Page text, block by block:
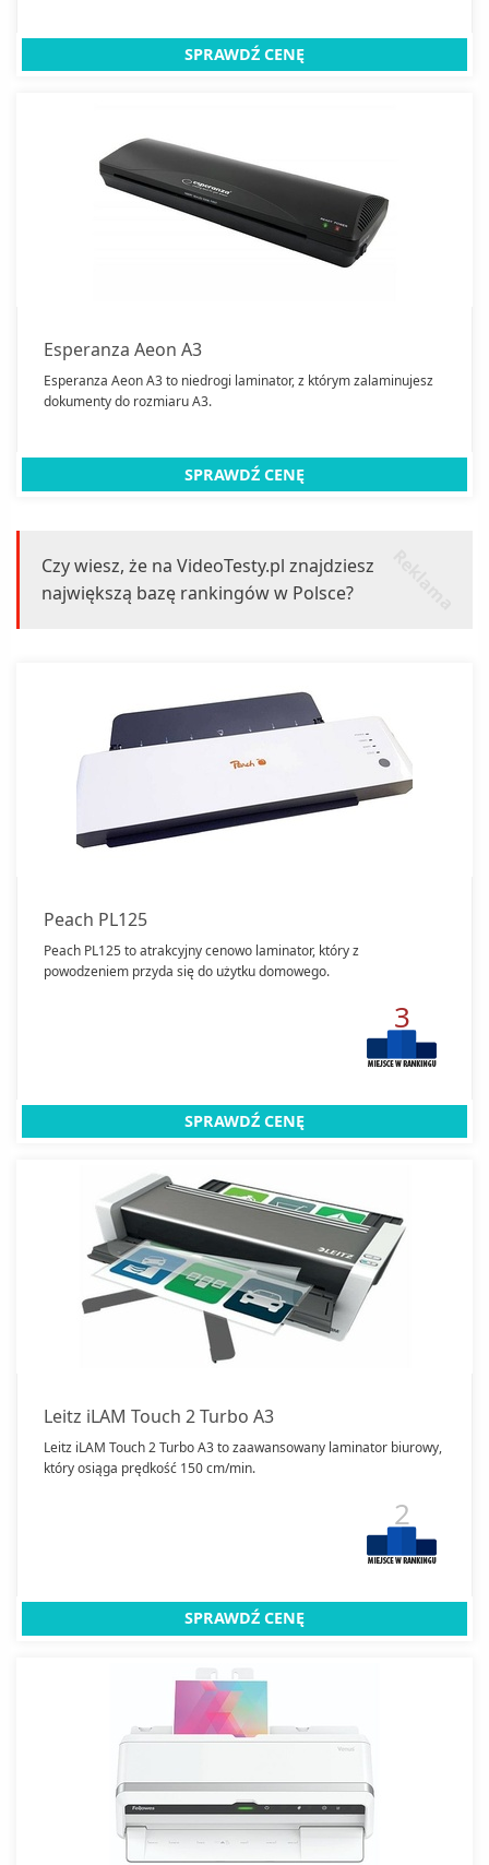
SPRAWDŹ CENĘ
Esperanza Aeon A3
Esperanza Aeon A3 to niedrogi laminator, z którym zalaminujesz
dokumenty do rozmiaru A3.
SPRAWDŹ CENĘ
Czy wiesz, że na VideoTesty.pl znajdziesz
największą bazę rankingów w Polsce?
Peach PL125
Peach PL125 to atrakcyjny cenowo laminator, który z
powodzeniem przyda się do użytku domowego.
3
SPRAWDŹ CENĘ
Leitz iLAM Touch 2 Turbo A3
Leitz iLAM Touch 2 Turbo A3 to zaawansowany laminator biurowy,
który osiąga prędkość 150 cm/min.
2
SPRAWDŹ CENĘ